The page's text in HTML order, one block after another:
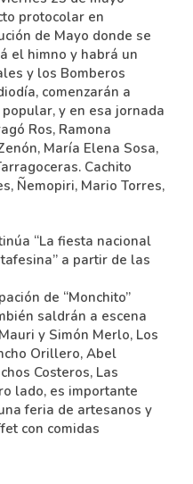
protocolar en
de Mayo donde se
el himno y habrá un
y los Bomberos
comenzarán a
y en esa jornada
Ros, Ramona
María Elena Sosa,
Cachito
Ñemopiri, Mario Torres,
“La fiesta nacional
a partir de las
de “Monchito”
saldrán a escena
y Simón Merlo, Los
Orillero, Abel
Costeros, Las
lado, es importante
feria de artesanos y
con comidas